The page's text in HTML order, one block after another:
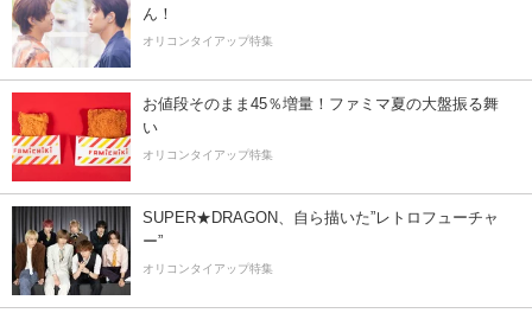
ん！
オリコンタイアップ特集
お値段そのまま45％増量！ファミマ夏の大盤振る舞
い
オリコンタイアップ特集
SUPER★DRAGON、自ら描いた”レトロフューチャ
ー”
オリコンタイアップ特集